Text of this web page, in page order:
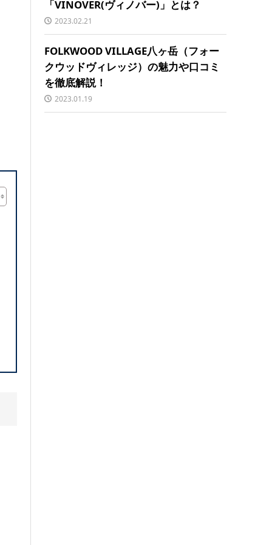
「VINOVER(ヴィノバー)」とは？
2023.02.21
FOLKWOOD VILLAGE八ヶ岳（フォー
クウッドヴィレッジ）の魅力や口コミ
を徹底解説！
2023.01.19